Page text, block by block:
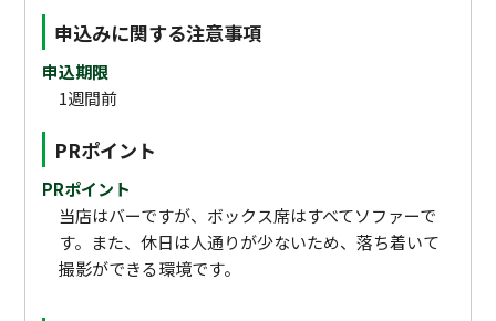
申込みに関する注意事項
申込期限
1週間前
PRポイント
PRポイント
当店はバーですが、ボックス席はすべてソファーで
す。また、休日は人通りが少ないため、落ち着いて
撮影ができる環境です。